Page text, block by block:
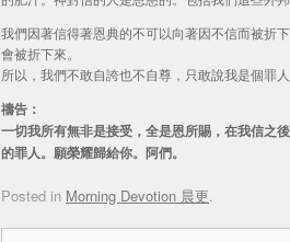
我們因著信得著恩典的不可以向著因不信而被折
會被折下來。
所以，我們不敢自誇也不自尊，只敢說我是個罪人
禱告：
一切我所有無非是接受，全是恩所賜，在我信之
的罪人。願榮耀歸給你。阿們。
Posted in Morning Devotion 晨更.